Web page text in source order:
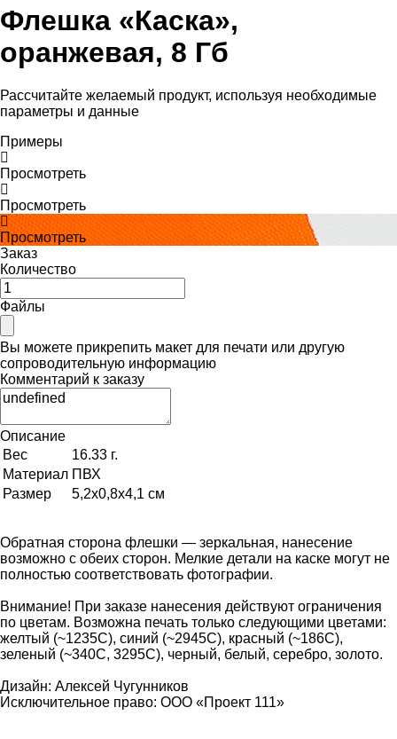
Флешка «Каска»,
оранжевая, 8 Гб
Рассчитайте желаемый продукт, используя необходимые
параметры и данные
Примеры
Просмотреть
Просмотреть
Просмотреть
Заказ
Количество
Файлы
Вы можете прикрепить макет для печати или другую
сопроводительную информацию
Комментарий к заказу
Описание
Вес
16.33 г.
Материал ПВХ
Размер
5,2х0,8х4,1 см
Обратная сторона флешки — зеркальная, нанесение
возможно с обеих сторон. Мелкие детали на каске могут не
полностью соответствовать фотографии.
Внимание! При заказе нанесения действуют ограничения
по цветам. Возможна печать только следующими цветами:
желтый (~1235C), синий (~2945C), красный (~186С),
зеленый (~340C, 3295C), черный, белый, серебро, золото.
Дизайн: Алексей Чугунников
Исключительное право: ООО «Проект 111»